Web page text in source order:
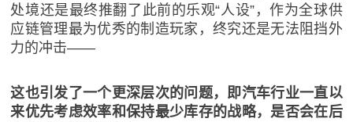
处境还是最终推翻了此前的乐观“人设”，作为全球供
应链管理最为优秀的制造玩家，终究还是无法阻挡外
力的冲击——
这也引发了一个更深层次的问题，即汽车行业一直以
来优先考虑效率和保持最少库存的战略，是否会在后